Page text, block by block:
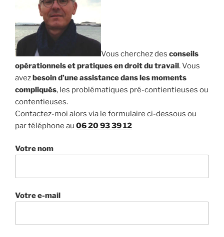
Vous cherchez des conseils
opérationnels et pratiques en droit du travail. Vous
avezbesoin d’une assistance dans les moments
compliqués, les problématiques pré-contientieuses ou
contentieuses.
Contactez-moi alors via le formulaire ci-dessous ou
par téléphone au 06 20 93 39 12
Votre nom
Votre e-mail